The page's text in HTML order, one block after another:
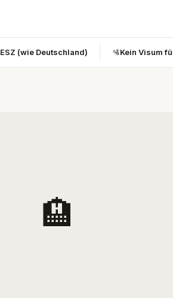
(wie Deutschland) 🛂Kein Visum
🏨